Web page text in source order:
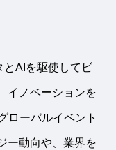
とAIを駆使してビ
イノベーションを
ローバルイベント
ー動向や、業界を